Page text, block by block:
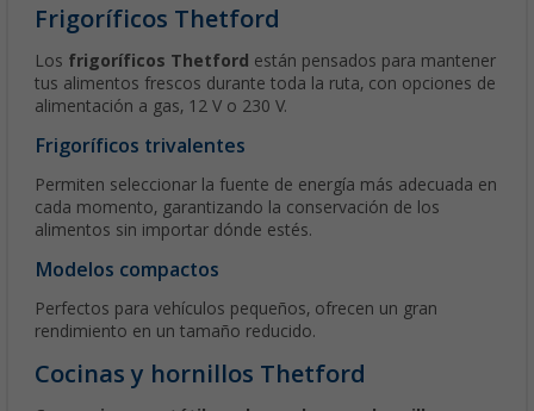
Frigoríficos Thetford
Los frigoríficos Thetford están pensados para mantener
tus alimentos frescos durante toda la ruta, con opciones de
alimentación a gas, 12 V o 230 V.
Frigoríficos trivalentes
Permiten seleccionar la fuente de energía más adecuada en
cada momento, garantizando la conservación de los
alimentos sin importar dónde estés.
Modelos compactos
Perfectos para vehículos pequeños, ofrecen un gran
rendimiento en un tamaño reducido.
Cocinas y hornillos Thetford